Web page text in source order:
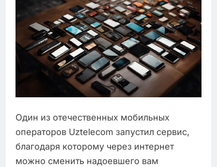
Один из отечественных мобильных
операторов Uztelecom запустил сервис,
благодаря которому через интернет
можно сменить надоевшего вам